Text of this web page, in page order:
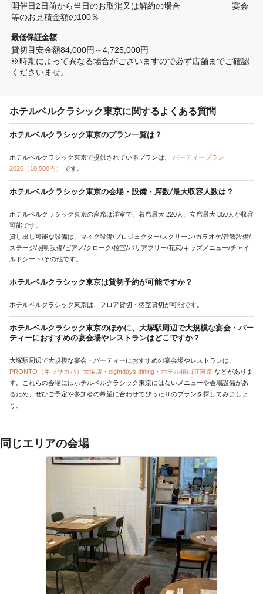
開催日2日前から当日のお取消又は解約の場合　　　　　　 宴会
等のお見積金額の100％
最低保証金額
貸切目安金額84,000円～4,725,000円
※時期によって異なる場合がございますので必ず店舗までご確認
くださいませ。
ホテルベルクラシック東京に関するよくある質問
ホテルベルクラシック東京のプラン一覧は？
ホテルベルクラシック東京で提供されているプランは、 パーティープラン
2026（10,500円） です。
ホテルベルクラシック東京の会場・設備・席数/最大収容人数は？
ホテルベルクラシック東京の座席は洋室で、着席最大 220人、立席最大 350人が収容
可能です。
貸し出し可能な設備は、マイク設備/プロジェクター/スクリーン/カラオケ/音響設備/
ステージ/照明設備/ピアノ/クローク/控室/バリアフリー/花束/キッズメニュー/チャイ
ルドシート/その他です。
ホテルベルクラシック東京は貸切予約が可能ですか？
ホテルベルクラシック東京は、フロア貸切・個室貸切が可能です。
ホテルベルクラシック東京のほかに、大塚駅周辺で大規模な宴会・パー
ティーにおすすめの宴会場やレストランはどこですか？
大塚駅周辺で大規模な宴会・パーティーにおすすめの宴会場やレストランは、
PRONTO（キッサカバ）大塚店 ・ eightdays dining ・ ホテル椿山荘東京 などがありま
す。これらの会場にはホテルベルクラシック東京にはないメニューや会場設備があ
るため、ぜひご予定や参加者の希望に合わせてぴったりのプランを探してみましょ
う。
同じエリアの会場